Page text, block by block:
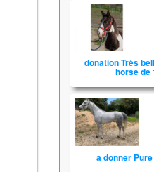
donation Très
horse de
a donner